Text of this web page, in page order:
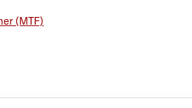
(MTF)